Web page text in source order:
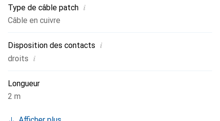
Type de câble patch i
Câble en cuivre
Disposition des contacts i
droits i
Longueur
2 m